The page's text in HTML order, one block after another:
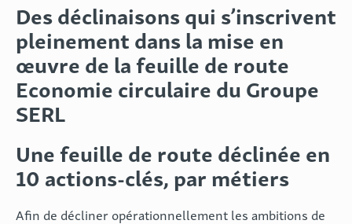
Des déclinaisons qui s’inscrivent
pleinement dans la mise en
œuvre de la feuille de route
Economie circulaire du Groupe
SERL
Une feuille de route déclinée en
10 actions-clés, par métiers
Afin de décliner opérationnellement les ambitions de